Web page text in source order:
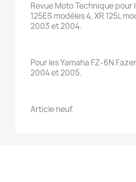
Revue Moto Technique pour
125ES modèles 4, XR 125L
2003 et 2004.
Pour les Yamaha FZ-6N
2004 et 2005.
Article neuf.